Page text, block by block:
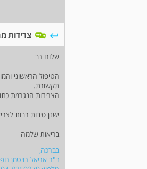
צרידות
שלום רב
הטיפול הראשוני
תקשורת.
הצרידות הנגרמת
ישנן סיבות רבות
בריאות שלמה
בברכה,
ד"ר אריאל רויטמן